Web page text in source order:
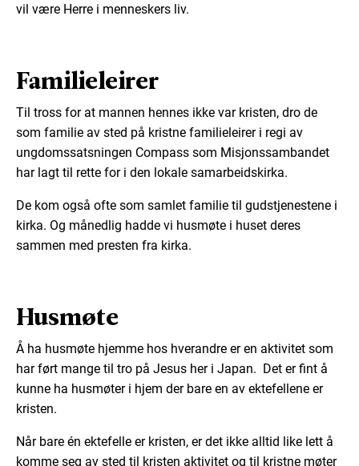
vil være Herre i menneskers liv.
Familieleirer
Til tross for at mannen hennes ikke var kristen, dro de
som familie av sted på kristne familieleirer i regi av
ungdomssatsningen Compass som Misjonssambandet
har lagt til rette for i den lokale samarbeidskirka.
De kom også ofte som samlet familie til gudstjenestene i
kirka. Og månedlig hadde vi husmøte i huset deres
sammen med presten fra kirka.
Husmøte
Å ha husmøte hjemme hos hverandre er en aktivitet som
har ført mange til tro på Jesus her i Japan. Det er fint å
kunne ha husmøter i hjem der bare en av ektefellene er
kristen.
Når bare én ektefelle er kristen, er det ikke alltid like lett å
komme seg av sted til kristen aktivitet og til kristne møter